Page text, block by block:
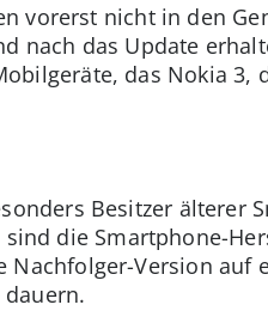
vorerst nicht in den
nach das Update
das Nokia 3,
Besitzer älterer
die Smartphone-
Version auf